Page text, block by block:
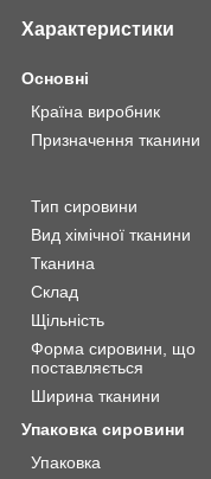
Характеристики
Основні
Країна виробник
Призначення тканини
Тип сировини
Вид хімічної тканини
Тканина
Склад
Щільність
Форма сировини, що
поставляється
Ширина тканини
Упаковка сировини
Упаковка